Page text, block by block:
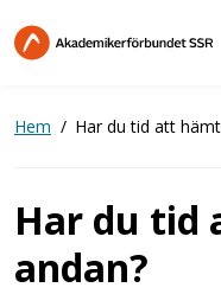
till
Hem Har du tid att
Har du tid
andan?